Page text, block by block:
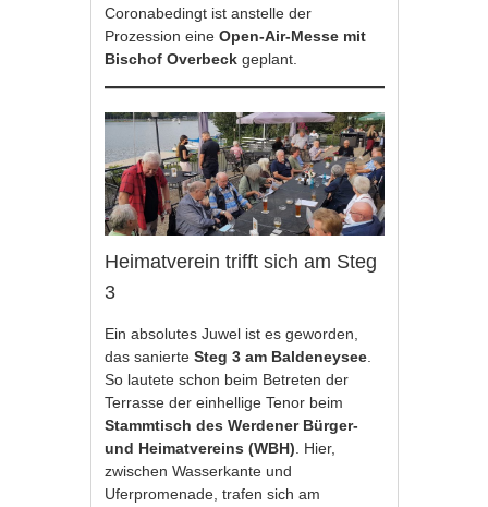
Coronabedingt ist anstelle der
Prozession eineOpen-Air-Messe mit
Bischof Overbeck geplant.
Heimatverein trifft sich am Steg
3
Ein absolutes Juwel ist es geworden,
das sanierte Steg 3 am Baldeneysee.
So lautete schon beim Betreten der
Terrasse der einhellige Tenor beim
Stammtisch des Werdener Bürger-
und Heimatvereins (WBH). Hier,
zwischen Wasserkante und
Uferpromenade, trafen sich am